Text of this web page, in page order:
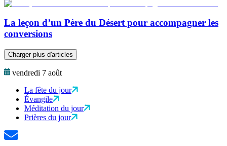
La leçon d’un Père du Désert pour accompagner les
conversions
Charger plus d'articles
vendredi 7 août
La fête du jour
Évangile
Méditation du jour
Prières du jour